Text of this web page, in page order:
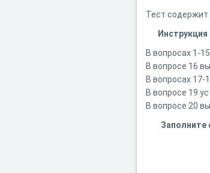
Тест содержит
Инструкция
В вопросах 1-
В вопросе 16
В вопросах 17-
В вопросе 19
В вопросе 20
Заполните